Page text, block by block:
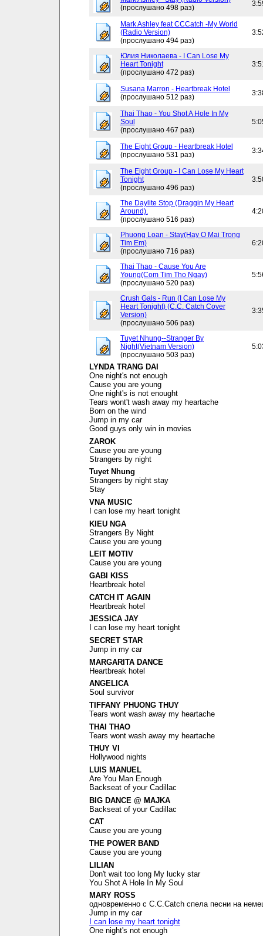
(прослушано 498 раз)
Mark Ashley feat CCCatch -My World
(Radio Version)
(прослушано 494 раз)
Юлия Николаева - I Can Lose My
Heart Tonight
(прослушано 472 раз)
Susana Marron - Heartbreak Hotel
(прослушано 512 раз)
Thai Thao - You Shot A Hole In My
Soul
(прослушано 467 раз)
The Eight Group - Heartbreak Hotel
(прослушано 531 раз)
The Eight Group - I Can Lose My Heart
Tonight
(прослушано 496 раз)
The Daylite Stop (Draggin My Heart
Around).
(прослушано 516 раз)
Phuong Loan - Stay(Hay O Mai Trong
Tim Em)
(прослушано 716 раз)
Thai Thao - Cause You Are
Young(Com Tim Tho Ngay)
(прослушано 520 раз)
Crush Gals - Run (I Can Lose My
Heart Tonight) (C.C. Catch Cover
Version)
(прослушано 506 раз)
Tuyet Nhung--Stranger By
Night(Vietnam Version)
(прослушано 503 раз)
LYNDA TRANG DAI
One night's not enough
Cause you are young
One night's is not enought
Tears wont't wash away my heartache
Born on the wind
Jump in my car
Good guys only win in movies
ZAROK
Cause you are young
Strangers by night
Tuyet Nhung
Strangers by night stay
Stay
VNA MUSIC
I can lose my heart tonight
KIEU NGA
Strangers By Night
Cause you are young
LEIT MOTIV
Cause you are young
GABI KISS
Heartbreak hotel
CATCH IT AGAIN
Heartbreak hotel
JESSICA JAY
I can lose my heart tonight
SECRET STAR
Jump in my car
MARGARITA DANCE
Heartbreak hotel
ANGELICA
Soul survivor
TIFFANY PHUONG THUY
Tears wont wash away my heartache
THAI THAO
Tears wont wash away my heartache
THUY VI
Hollywood nights
LUIS MANUEL
Are You Man Enough
Backseat of your Cadillac
BIG DANCE @ MAJKA
Backseat of your Cadillac
CAT
Cause you are young
THE POWER BAND
Cause you are young
LILIAN
Don't wait too long My lucky star
You Shot A Hole In My Soul
MARY ROSS
одновременно с C.C.Catch спела песни на
Jump in my car
I can lose my heart tonight
One night's not enough